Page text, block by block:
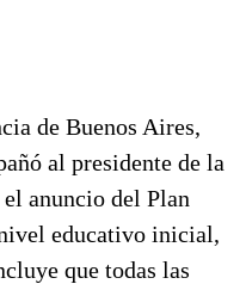
de Buenos Aires,
al presidente de la
anuncio del Plan
educativo inicial,
que todas las